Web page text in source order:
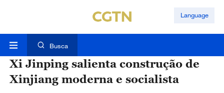
Language
Busca
Xi Jinping salienta construção de
Xinjiang moderna e socialista